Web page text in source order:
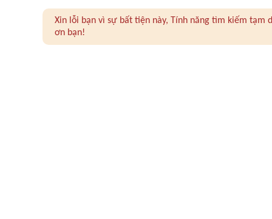
Xin lỗi bạn vì sự bất tiện này, Tính năng tìm kiếm
ơn bạn!